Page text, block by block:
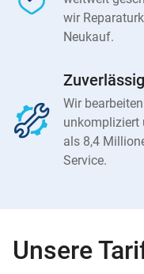
wir
Neukauf.
Wir
unkompliziert
als 8,4
Service.
Unsere